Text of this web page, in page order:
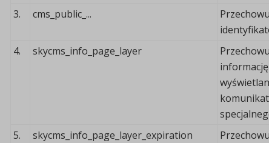
3. cms_public_...
4. skycms_info_page_layer
5. skycms_info_page_layer_expiration